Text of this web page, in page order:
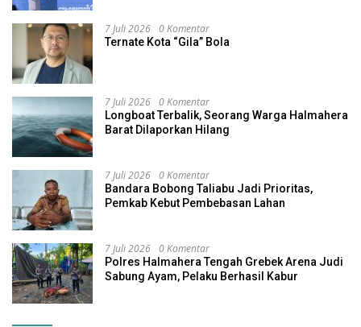
7 Juli 2026 0 Komentar
Ternate Kota “Gila” Bola
7 Juli 2026 0 Komentar
Longboat Terbalik, Seorang Warga Halmahera
Barat Dilaporkan Hilang
7 Juli 2026 0 Komentar
Bandara Bobong Taliabu Jadi Prioritas,
Pemkab Kebut Pembebasan Lahan
7 Juli 2026 0 Komentar
Polres Halmahera Tengah Grebek Arena Judi
Sabung Ayam, Pelaku Berhasil Kabur